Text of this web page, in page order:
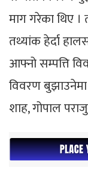
माग गरेका थिए
तथ्यांक हेर्दा
आफ्नो सम्पत्ति
विवरण बुझाउनेमा
शाह, गोपाल